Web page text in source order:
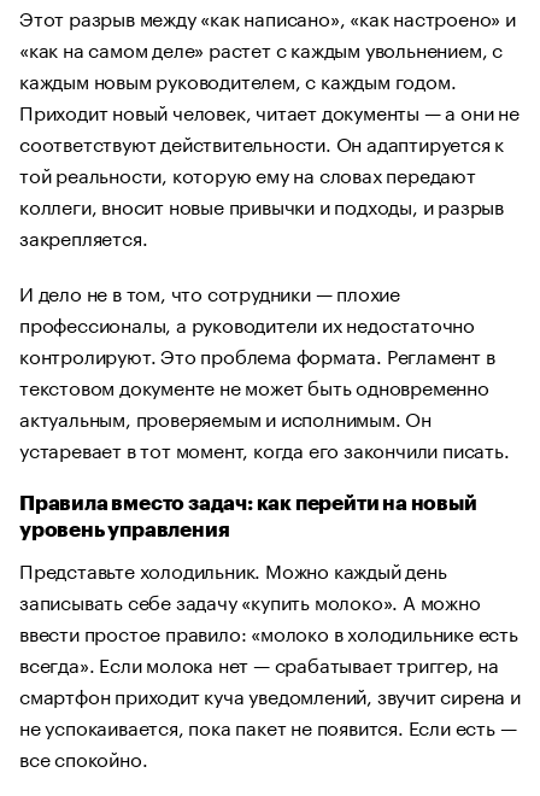
Этот разрыв между «как написано», «как настроено» и
«как на самом деле» растет с каждым увольнением, с
каждым новым руководителем, с каждым годом.
Приходит новый человек, читает документы — а они не
соответствуют действительности. Он адаптируется к
той реальности, которую ему на словах передают
коллеги, вносит новые привычки и подходы, и разрыв
закрепляется.
И дело не в том, что сотрудники — плохие
профессионалы, а руководители их недостаточно
контролируют. Это проблема формата. Регламент в
текстовом документе не может быть одновременно
актуальным, проверяемым и исполнимым. Он
устаревает в тот момент, когда его закончили писать.
Правила вместо задач: как перейти на новый
уровень управления
Представьте холодильник. Можно каждый день
записывать себе задачу «купить молоко». А можно
ввести простое правило: «молоко в холодильнике есть
всегда». Если молока нет — срабатывает триггер, на
смартфон приходит куча уведомлений, звучит сирена и
не успокаивается, пока пакет не появится. Если есть —
все спокойно.